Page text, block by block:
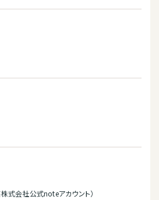
式会社公式noteアカウント）